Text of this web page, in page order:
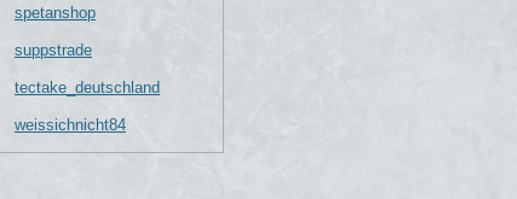
spetanshop
suppstrade
tectake_deutschland
weissichnicht84